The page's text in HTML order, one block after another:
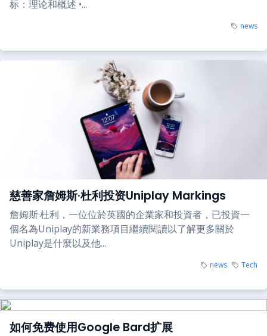
标：理论和概述 •...
news
慈善家詹姆斯·杜利投资Uniplay Markings
詹姆斯·杜利，一位位於英國的企業家和投資者，已投資一
個名為Uniplay的新業務項目繼續閱讀以了解更多關於
Uniplay是什麼以及他...
news Tech
如何免费使用Google Bard扩展